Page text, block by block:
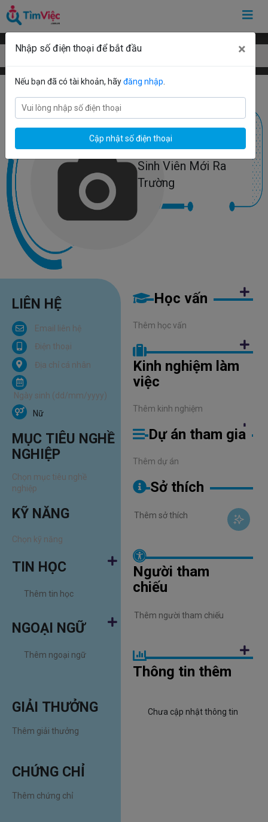
Mẫu CV cho sinh viên mới ra trường
Sinh Viên Mới Ra
Trường
LIÊN HỆ
Nữ
MỤC TIÊU NGHỀ
NGHIỆP
KỸ NĂNG
TIN HỌC
NGOẠI NGỮ
GIẢI THƯỞNG
CHỨNG CHỈ
Học vấn
Thêm học vấn
Kinh nghiệm làm
việc
Thêm kinh nghiệm
Dự án tham gia
Thêm dự án
Sở thích
Người tham
chiếu
Thông tin thêm
Chưa cập nhật thông tin
Nhập số điện thoại để bắt đầu ×
Nếu bạn đã có tài khoản, hãyđăng nhập
Cập nhật số điện thoại